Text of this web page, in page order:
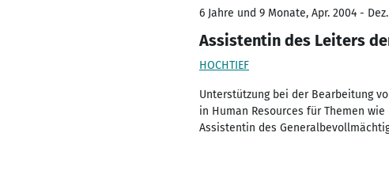
6 Jahre und 9 Monate, Apr. 2004 -
Assistentin des Leiters
HOCHTIEF
Unterstützung bei der Bearbeitung
in Human Resources für Themen
Assistentin des